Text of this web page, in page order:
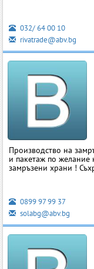
032/ 64 00 10
rivatrade@abv.bg
Производство на
и пакетаж по желание
замръзени храни !
0899 97 99 37
solabg@abv.bg